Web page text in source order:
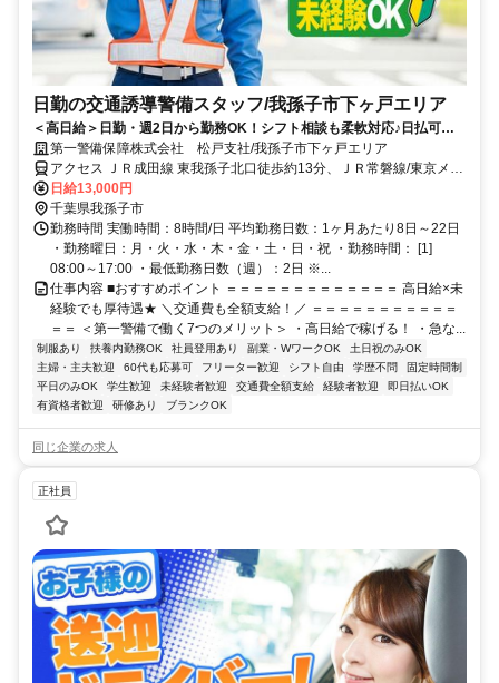
日勤の交通誘導警備スタッフ/我孫子市下ヶ戸エリア
＜高日給＞日勤・週2日から勤務OK！シフト相談も柔軟対応♪日払可◎
未経験歓迎★
第一警備保障株式会社 松戸支社/我孫子市下ヶ戸エリア
アクセス ＪＲ成田線 東我孫子北口徒歩約13分、ＪＲ常磐線/東京メト
ロ千代田線 天王台南口徒歩約17分、ＪＲ成田線 湖北南口徒歩約34分
直行直帰OK＊交通費全額支給＊
日給13,000円
千葉県我孫子市
勤務時間 実働時間：8時間/日 平均勤務日数：1ヶ月あたり8日～22日
・勤務曜日：月・火・水・木・金・土・日・祝 ・勤務時間： [1]
08:00～17:00 ・最低勤務日数（週）：2日 ※...
仕事内容 ■おすすめポイント ＝＝＝＝＝＝＝＝＝＝＝＝＝ 高日給×未
経験でも厚待遇★ ＼交通費も全額支給！／ ＝＝＝＝＝＝＝＝＝＝＝
＝＝ ＜第一警備で働く7つのメリット＞ ・高日給で稼げる！ ・急な...
制服あり 扶養内勤務OK 社員登用あり 副業・WワークOK
土日祝のみOK
主婦・主夫歓迎
60代も応募可 フリーター歓迎 シフト自由 学歴不問
固定時間制
平日のみOK
学生歓迎 未経験者歓迎 交通費全額支給 経験者歓迎
即日払いOK
有資格者歓迎
研修あり ブランクOK
同じ企業の求人
正社員